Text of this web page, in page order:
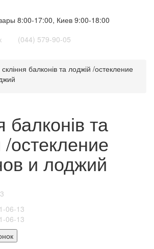
8:00-17:00, Киев 9:00-18:00
(044) 579-90-05
скління балконів та лоджій /остекление
балконів та
/остекление
и лоджий
06-13
06-13